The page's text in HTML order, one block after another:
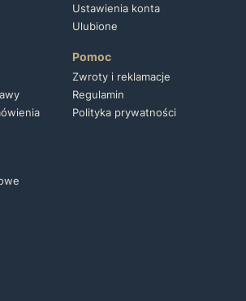
Ustawienia konta
Ulubione
Pomoc
Zwroty i reklamacje
Regulamin
Polityka prywatności